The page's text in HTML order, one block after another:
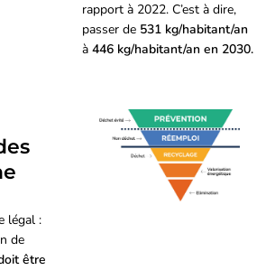
rapport à 2022. C’est à dire,
passer de 531 kg/habitant/an
à 446 kg/habitant/an en 2030.
légal :
de
être